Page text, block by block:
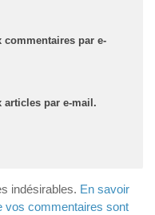
commentaires par e-
articles par e-mail.
indésirables. En savoir
vos commentaires sont